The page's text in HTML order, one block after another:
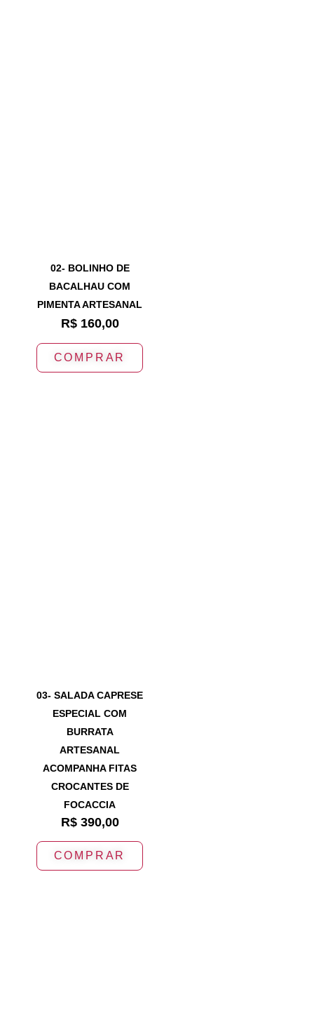
02- BOLINHO DE
BACALHAU COM
PIMENTA ARTESANAL
R$160,00
COMPRAR
03- SALADA CAPRESE
ESPECIAL COM
BURRATA
ARTESANAL
ACOMPANHA FITAS
CROCANTES DE
FOCACCIA
R$390,00
COMPRAR